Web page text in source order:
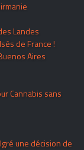
Landes
de France !
Aires
Cannabis sans
une décision de